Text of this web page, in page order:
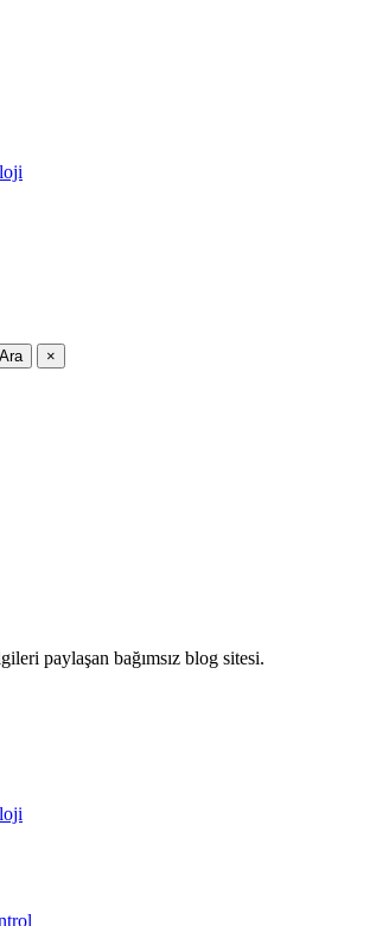
Ara ×
paylaşan bağımsız blog sitesi.